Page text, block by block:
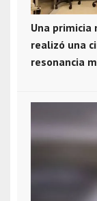
Una primicia
realizó una
resonancia